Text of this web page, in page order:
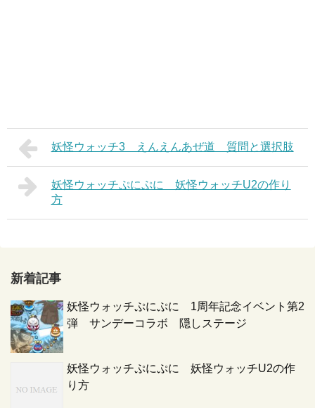
妖怪ウォッチ3 えんえんあぜ道 質問と選択肢
妖怪ウォッチぷにぷに 妖怪ウォッチU2の作り
方
新着記事
妖怪ウォッチぷにぷに 1周年記念イベント第2
弾 サンデーコラボ 隠しステージ
妖怪ウォッチぷにぷに 妖怪ウォッチU2の作
り方